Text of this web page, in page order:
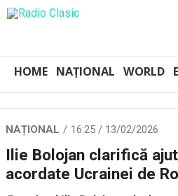
HOME NAȚIONAL WORLD
NAȚIONAL 16:25 / 13/02/2026
Ilie Bolojan clarifică
acordate Ucrainei de